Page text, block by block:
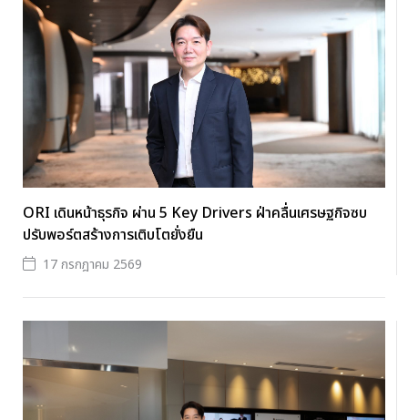
ORI เดินหน้าธุรกิจ ผ่าน 5 Key Drivers ฝ่าคลื่นเศรษฐกิจซบ
ปรับพอร์ตสร้างการเติบโตยั่งยืน
17 กรกฎาคม 2569